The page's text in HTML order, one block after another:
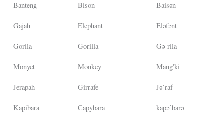
Banteng Bison Baisən
Gajah Elephant Eləfənt
Gorila Gorilla Gəˈrila
Monyet Monkey Mang'ki
Jerapah Girrafe Jəˈraf
Kapibara Capybara kapəˈbarə